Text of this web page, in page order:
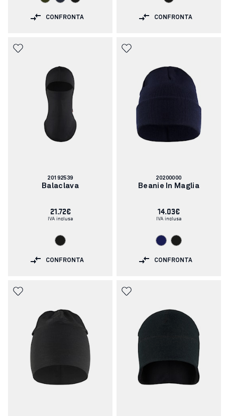
CONFRONTA CONFRONTA
Codice
articolo:
20192539
Balaclava
21.72€
IVA inclusa
CONFRONTA
Codice
articolo:
20200000
Beanie In Maglia
14.03€
IVA inclusa
CONFRONTA